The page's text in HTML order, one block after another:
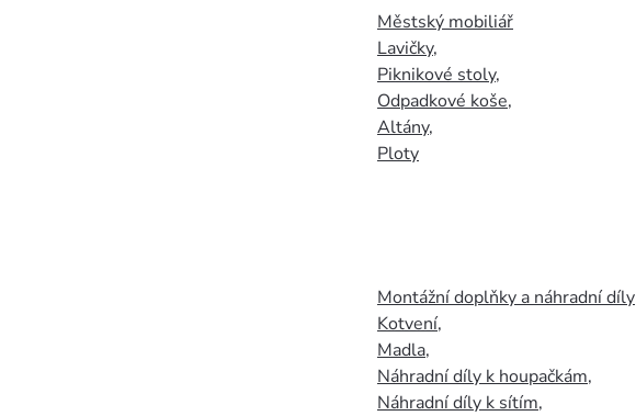
Městský mobiliář
Lavičky,
Piknikové stoly,
Odpadkové koše,
Altány,
Ploty
Montážní doplňky a náhradní díly
Kotvení,
Madla,
Náhradní díly k houpačkám,
Náhradní díly k sítím,